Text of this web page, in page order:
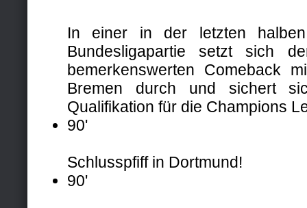
In einer in der letzten halben
Bundesligapartie setzt sich
bemerkenswerten Comeback
Bremen durch und sichert
Qualifikation für die Champions
90'
Schlusspfiff in Dortmund!
90'